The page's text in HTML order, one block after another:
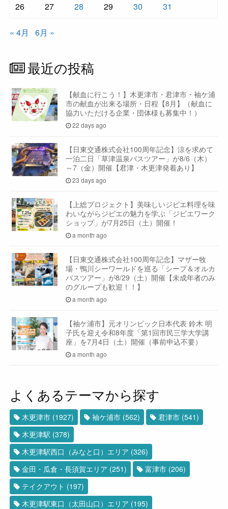
26
27 28 29 30 31
« 4月 6月 »
最近の投稿
【献血に行こう！】木更津市・君津市・袖ケ浦
市の献血が出来る場所・日程【8月】（献血に
協力いただける企業・団体様も募集中！）
22 days ago
【日東交通株式会社100周年記念】涼を求めて
一泊二日「草津温泉バスツアー」が8/6（木）
～7（金）開催【君津・木更津発着あり】
23 days ago
【上総プロジェクト】美味しいジビエ料理を味
わいながらジビエの魅力を学ぶ「ジビエワーク
ショップ」が7月25日（土）開催！
a month ago
【日東交通株式会社100周年記念】マザー牧
場・鴨川シーワールドを巡る「シープ＆オルカ
バスツアー」が8/29（土）開催【未成年者のみ
のグループも歓迎！！】
a month ago
【袖ケ浦市】元オリンピック日本代表 鈴木 明
子氏を迎え令和8年度「第1回市民三学大学講
座」を7月4日（土）開催（事前申込不要）
a month ago
よくあるテーマから探す
木更津市 (1927) 袖ケ浦市 (562) 君津市 (541)
木更津駅 (378)
木更津駅西口（みなと口）エリア (326)
金田・瓜倉・長須賀エリア (251) 富津市 (206)
テイクアウト (197)
木更津駅東口（太田山口）エリア (195)